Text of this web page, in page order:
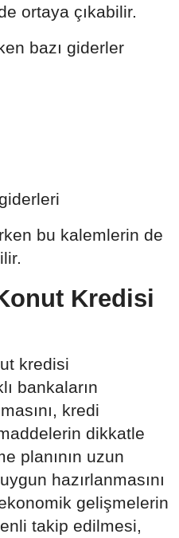
ortaya çıkabilir.
bazı giderler
bu kalemlerin de
Kredisi
kredisi
bankaların
kredi
dikkatle
planının uzun
hazırlanmasını
gelişmelerin
takip edilmesi,